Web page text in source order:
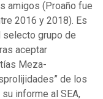
amigos (Proaño fue
2016 y 2018). Es
selecto grupo de
aceptar
Meza-
de los
informe al SEA,